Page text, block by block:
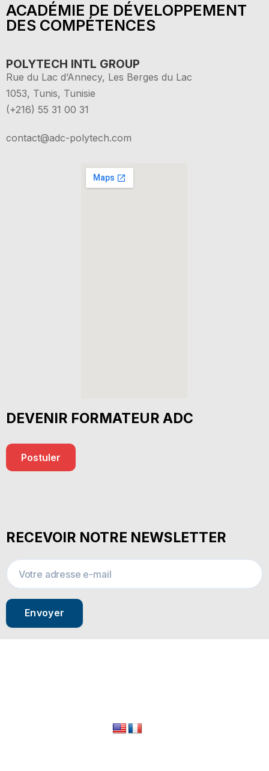
ACADÉMIE DE DÉVELOPPEMENT
DES COMPÉTENCES
POLYTECH INTL GROUP
Rue du Lac d’Annecy, Les Berges du Lac
1053, Tunis, Tunisie
(+216) 55 31 00 31
contact@adc-polytech.com
DEVENIR FORMATEUR ADC
Postuler
RECEVOIR NOTRE NEWSLETTER
Envoyer